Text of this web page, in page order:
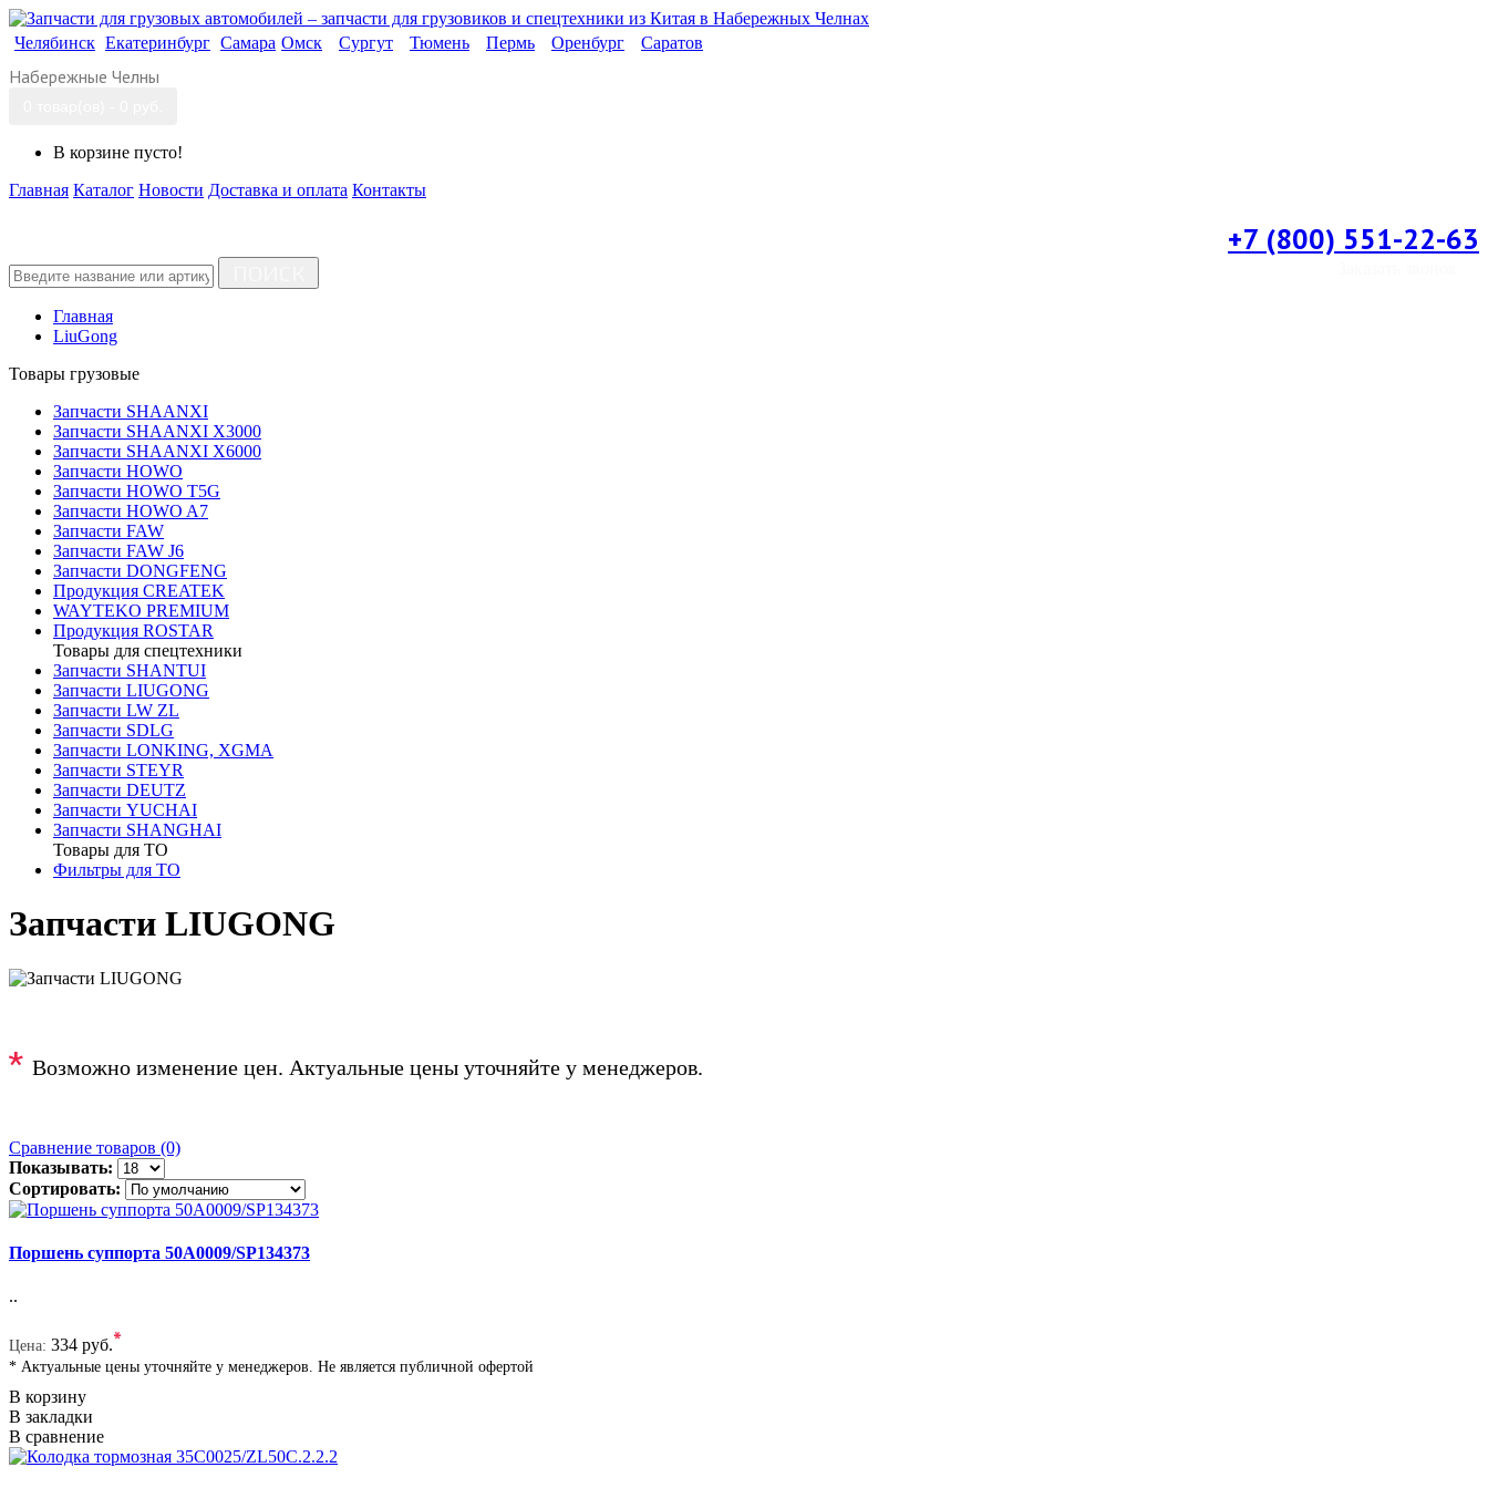
Челябинск Екатеринбург Самара Омск Сургут Тюмень Пермь Оренбург Саратов
Набережные Челны
В корзине пусто!
Главная Каталог Новости Доставка и оплата Контакты
+7 (800) 551-22-63
Главная
LiuGong
Товары грузовые
Запчасти SHAANXI
Запчасти SHAANXI X3000
Запчасти SHAANXI X6000
Запчасти HOWO
Запчасти HOWO T5G
Запчасти HOWO A7
Запчасти FAW
Запчасти FAW J6
Запчасти DONGFENG
Продукция CREATEK
WAYTEKO PREMIUM
Продукция ROSTAR
Товары для спецтехники
Запчасти SHANTUI
Запчасти LIUGONG
Запчасти LW ZL
Запчасти SDLG
Запчасти LONKING, XGMA
Запчасти STEYR
Запчасти DEUTZ
Запчасти YUCHAI
Запчасти SHANGHAI
Товары для ТО
Фильтры для ТО
Запчасти LIUGONG
* Возможно изменение цен. Актуальные цены уточняйте у менеджеров.
Сравнение товаров (0)
Показывать:
Сортировать:
Поршень суппорта 50A0009/SP134373
..
Цена: 334 руб.*
* Актуальные цены уточняйте у менеджеров. Не является публичной офертой
В корзину
В закладки
В сравнение